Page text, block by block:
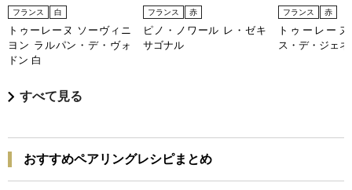
フランス 白
トゥーレーヌ ソーヴィニ
ヨン ラルパン・デ・ヴォ
ドン 白
フランス 赤
ピノ・ノワール レ・ゼキ
サゴナル
フランス 赤
トゥーレー
ス・デ・ジェ
すべて見る
おすすめペアリングレシピまとめ